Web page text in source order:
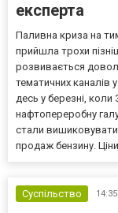
експерта
Паливна криза на
прийшла трохи
розвивається
тематичних каналів
десь у березні,
нафтопереробну
стали
продаж бензину.
Суспільство 14:35,